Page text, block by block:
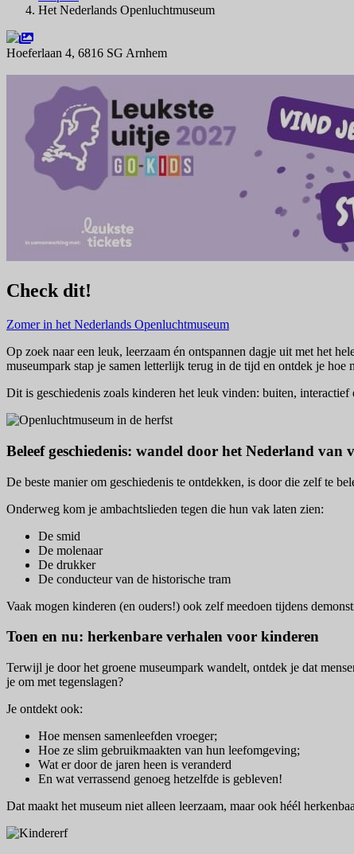
Het Nederlands Openluchtmuseum
Hoeferlaan 4, 6816 SG Arnhem
Check dit!
Zomer in het Nederlands Openluchtmuseum
Op zoek naar een leuk, leerzaam én ontspannen dagje uit met het
museumpark stap je samen letterlijk terug in de tijd en ontdek je
Dit is geschiedenis zoals kinderen het leuk vinden: buiten, interactief
Beleef geschiedenis: wandel door het Nederland van
De beste manier om geschiedenis te ontdekken, is door die zelf te
Onderweg kom je ambachtslieden tegen die hun vak laten zien:
De smid
De molenaar
De drukker
De conducteur van de historische tram
Vaak mogen kinderen (en ouders!) ook zelf meedoen tijdens
Toen en nu: herkenbare verhalen voor kinderen
Terwijl je door het groene museumpark wandelt, ontdek je dat
je om met tegenslagen?
Je ontdekt ook:
Hoe mensen samenleefden vroeger;
Hoe ze slim gebruikmaakten van hun leefomgeving;
Wat er door de jaren heen is veranderd
En wat verrassend genoeg hetzelfde is gebleven!
Dat maakt het museum niet alleen leerzaam, maar ook héél